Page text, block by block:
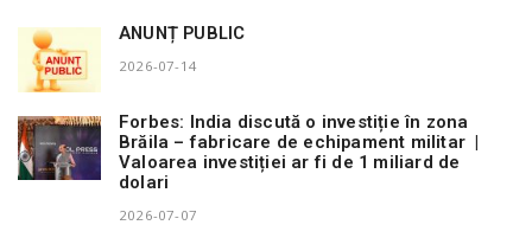
ANUNȚ PUBLIC
2026-07-14
Forbes: India discută o investiție în zona
Brăila – fabricare de echipament militar |
Valoarea investiției ar fi de 1 miliard de
dolari
2026-07-07